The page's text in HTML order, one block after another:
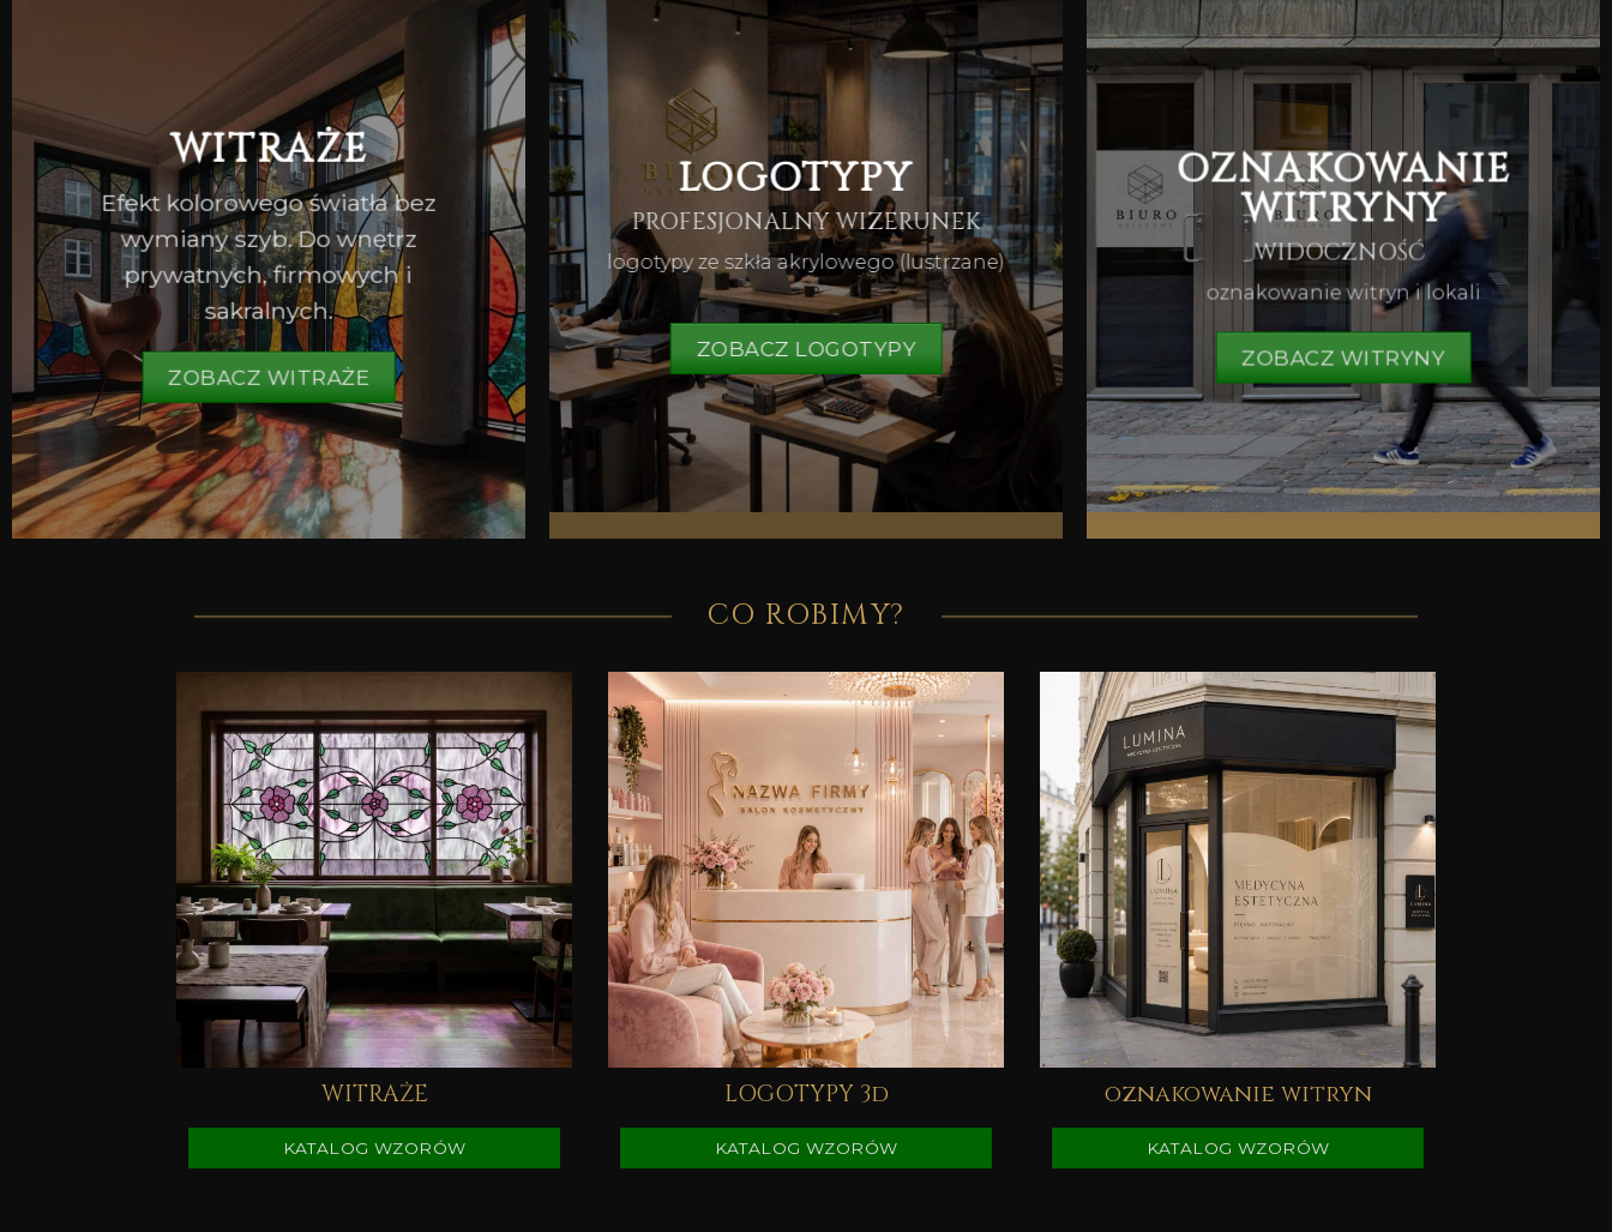
WITRAŻE
Efekt kolorowego światła bez
wymiany szyb. Do wnętrz
prywatnych, firmowych i
sakralnych.
ZOBACZ WITRAŻE
LOGOTYPY
PROFESJONALNY WIZERUNEK
logotypy ze szkła akrylowego (lustrzane)
ZOBACZ LOGOTYPY
OZNAKOWANIE
WITRYNY
WIDOCZNOŚĆ
oznakowanie witryn i lokali
ZOBACZ WITRYNY
CO ROBIMY?
WITRAŻE
KATALOG WZORÓW
LOGOTYPY 3d
KATALOG WZORÓW
oznakowanie witryn
KATALOG WZORÓW